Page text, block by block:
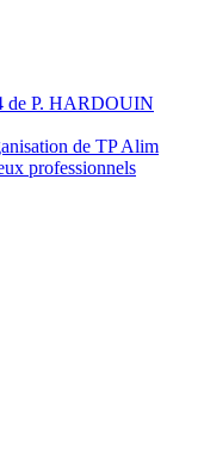
de P. HARDOUIN
de TP Alim
professionnels